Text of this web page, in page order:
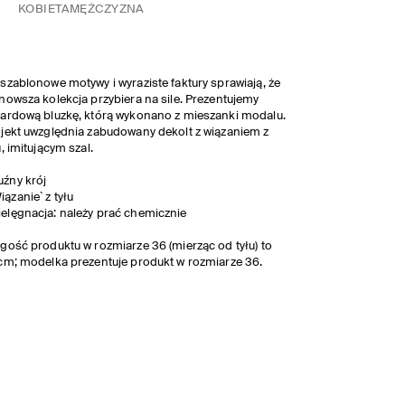
KOBIETA MĘŻCZYZNA
motywy i wyraziste faktury sprawiają, że
kolekcja przybiera na sile. Prezentujemy
bluzkę, którą wykonano z mieszanki modalu.
uwzględnia zabudowany dekolt z wiązaniem z
imitującym szal.
krój
z tyłu
należy prać chemicznie
produktu w rozmiarze 36 (mierząc od tyłu) to
modelka prezentuje produkt w rozmiarze 36.